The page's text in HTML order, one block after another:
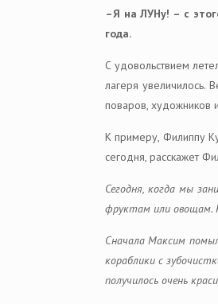
–Я на ЛУНу! – с
года.
С удовольствием
лагеря увеличилось.
поваров, художников
К примеру, Филиппу
сегодня, расскажет
Сегодня, когда мы
фруктам или овощам.
Сначала Максим
кораблики с
получилось очень